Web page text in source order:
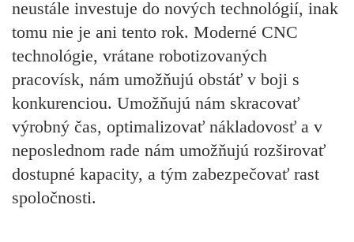
neustále investuje do nových technológií, inak
tomu nie je ani tento rok. Moderné CNC
technológie, vrátane robotizovaných
pracovísk, nám umožňujú obstáť v boji s
konkurenciou. Umožňujú nám skracovať
výrobný čas, optimalizovať nákladovosť a v
neposlednom rade nám umožňujú rozširovať
dostupné kapacity, a tým zabezpečovať rast
spoločnosti.